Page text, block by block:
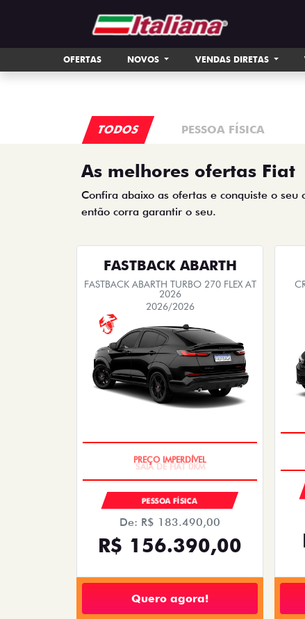
This site uses cookies to ensure that you get the best
Continue to use the essential cookies
OFERTAS NOVOS VENDAS DIRETAS
TODOS PESSOA FÍSICA
As melhores ofertas Fiat
Confira abaixo as ofertas e conquiste o
então corra garantir o seu.
FASTBACK ABARTH
FASTBACK ABARTH TURBO 270 FLEX AT
2026
2026/2026
PESSOA FÍSICA
De: R$ 183.490,00
R$ 156.390,00
Quero agora!